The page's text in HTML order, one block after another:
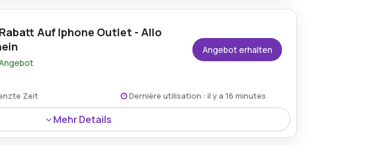
Auf Iphone Outlet - Allo
Angebot erhalten
Zeit Dernière utilisation : il y a 16 minutes
Mehr Details
Outlet verfügbar, wenn ein Allo Allo Gutschein verwendet wird,